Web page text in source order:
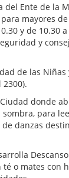
del Ente de la
mayores
y de 10.30
y
de las Niñas
donde
para
danzas
o mates con